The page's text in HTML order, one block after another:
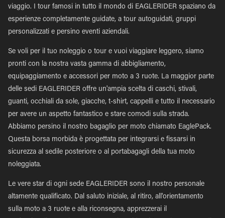
viaggio. I tour famosi in tutto il mondo di EAGLERIDER spaziano da
esperienze completamente guidate, a tour autoguidati, gruppi
personalizzati e persino eventi aziendali.
Se voli per il tuo noleggio o tour e vuoi viaggiare leggero, siamo
pronti con la nostra vasta gamma di abbigliamento,
equipaggiamento e accessori per moto a 3 ruote. La maggior parte
delle sedi EAGLERIDER offre un'ampia scelta di caschi, stivali,
guanti, occhiali da sole, giacche, t-shirt, cappelli e tutto il necessario
per avere un aspetto fantastico e stare comodi sulla strada.
Abbiamo persino il nostro bagaglio per moto chiamato EaglePack.
Questa borsa morbida è progettata per integrarsi e fissarsi in
sicurezza al sedile posteriore o al portabagagli della tua moto
noleggiata.
Le vere star di ogni sede EAGLERIDER sono il nostro personale
altamente qualificato. Dal saluto iniziale, al ritiro, all'orientamento
sulla moto a 3 ruote e alla riconsegna, apprezzerai il